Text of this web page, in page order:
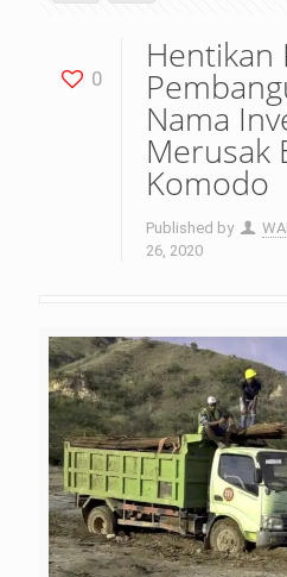
0
Hentikan
Nama
Merusak
Komodo
Published by
26, 2020